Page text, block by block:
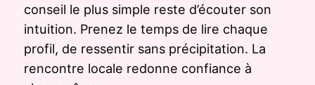
conseil le plus simple reste d’écouter son
intuition. Prenez le temps de lire chaque
profil, de ressentir sans précipitation. La
rencontre locale redonne confiance à